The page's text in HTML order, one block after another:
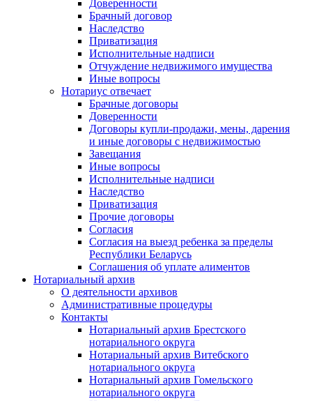
Доверенности
Брачный договор
Наследство
Приватизация
Исполнительные надписи
Отчуждение недвижимого имущества
Иные вопросы
Нотариус отвечает
Брачные договоры
Доверенности
Договоры купли-продажи, мены, дарения
и иные договоры с недвижимостью
Завещания
Иные вопросы
Исполнительные надписи
Наследство
Приватизация
Прочие договоры
Согласия
Согласия на выезд ребенка за пределы
Республики Беларусь
Соглашения об уплате алиментов
Нотариальный архив
О деятельности архивов
Административные процедуры
Контакты
Нотариальный архив Брестского
нотариального округа
Нотариальный архив Витебского
нотариального округа
Нотариальный архив Гомельского
нотариального округа